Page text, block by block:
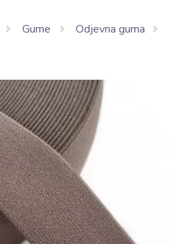
Gume Odjevna guma